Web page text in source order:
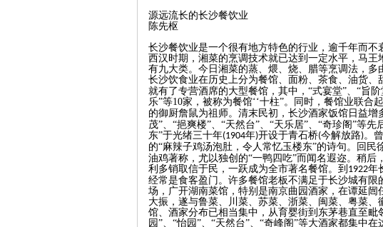
源远流长的长沙餐饮业
陈先枢
长沙餐饮业是一个很有地方特色的行业，逾千年而
西汉时期，湘菜的烹调技术就已达到一定水平，马
有九大类。今日湘菜的蒸、煨、烧、腊等烹调法，多
长沙饮食业在历史上分为餐馆、面粉、茶食、油货
就有了专营酒席的大型餐馆，其中，“式宴堂”、“旨阶
乐”等10家，被称为餐馆‘‘十柱”。同时，餐馆业联合
的御厨詹鼠为祖师。清末民初，长沙酒家饭馆日益增
茂”、“挹爽楼”、“天然台”、“天乐居”、“奇珍阁”等
东”于光绪三十年(1904年)开设于青石桥(今解放路)。
的“麻辣子鸡汤泡肚，令人常忆玉楼东”的诗句。回民
油鸡著称，尤以独创的“一鸭四吃”而闻名遐迩。稍
利多销取信于民，一跃成为全市著名餐馆。到 1922年
经常是食客盈门。许多餐馆老板不满足于长沙城有
场，广开湖南菜馆，特别是南京曲园酒家，在谭延闿
大振，遂与鲁菜、川菜、苏菜、浙菜、闽菜、粤菜
馆、酒家分布已相当集中，从育婴街到东茅巷直至毗
园”、“怡园”、“天然台”、“奇峰阁”等大酒家都集中在